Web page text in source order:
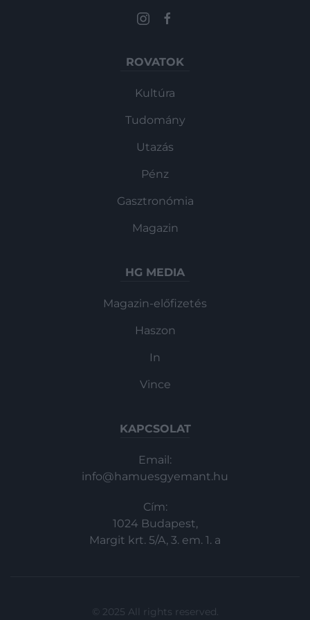
ROVATOK
Kultúra
Tudomány
Utazás
Pénz
Gasztronómia
Magazin
HG MEDIA
Magazin-előfizetés
Haszon
In
Vince
KAPCSOLAT
Email:
info@hamuesgyemant.hu
Cím:
1024 Budapest,
Margit krt. 5/A, 3. em. 1. a
© 2025 All rights reserved.